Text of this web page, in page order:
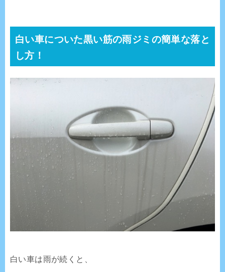
白い車についた黒い筋の雨ジミの簡単な落と
し方！
白い車は雨が続くと、